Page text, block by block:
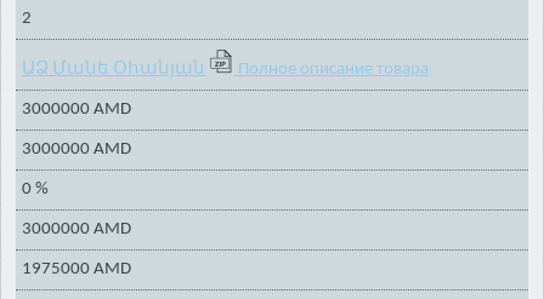
2
ԱՁ Մանե Օհանյան Полное описание товара
3000000 AMD
3000000 AMD
0 %
3000000 AMD
1975000 AMD